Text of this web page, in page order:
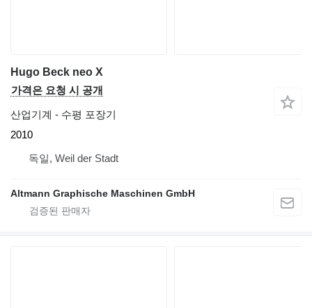
Hugo Beck neo X
가격은 요청 시 공개
산업기계 - 수평 포장기
2010
독일, Weil der Stadt
Altmann Graphische Maschinen GmbH